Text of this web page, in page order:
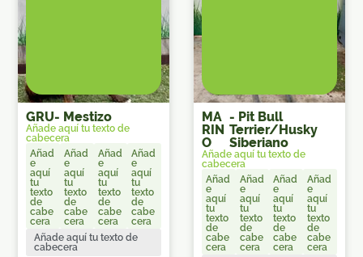
GRU- Mestizo
Añade aquí tu texto de
cabecera
Añad
e
aquí
tu
texto
de
cabe
cera
Añad
e
aquí
tu
texto
de
cabe
cera
Añad
e
aquí
tu
texto
de
cabe
cera
Añad
e
aquí
tu
texto
de
cabe
cera
Añade aquí tu texto de
cabecera
MA
RIN
O
- Pit Bull
Terrier/Husky
Siberiano
Añade aquí tu texto de
cabecera
Añad
e
aquí
tu
texto
de
cabe
cera
Añad
e
aquí
tu
texto
de
cabe
cera
Añad
e
aquí
tu
texto
de
cabe
cera
Añad
e
aquí
tu
texto
de
cabe
cera